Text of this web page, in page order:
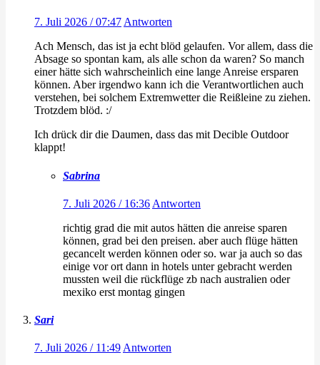
7. Juli 2026 / 07:47 Antworten
Ach Mensch, das ist ja echt blöd gelaufen. Vor allem, dass die
Absage so spontan kam, als alle schon da waren? So manch
einer hätte sich wahrscheinlich eine lange Anreise ersparen
können. Aber irgendwo kann ich die Verantwortlichen auch
verstehen, bei solchem Extremwetter die Reißleine zu ziehen.
Trotzdem blöd. :/
Ich drück dir die Daumen, dass das mit Decible Outdoor
klappt!
Sabrina
7. Juli 2026 / 16:36 Antworten
richtig grad die mit autos hätten die anreise sparen
können, grad bei den preisen. aber auch flüge hätten
gecancelt werden können oder so. war ja auch so das
einige vor ort dann in hotels unter gebracht werden
mussten weil die rückflüge zb nach australien oder
mexiko erst montag gingen
Sari
7. Juli 2026 / 11:49 Antworten